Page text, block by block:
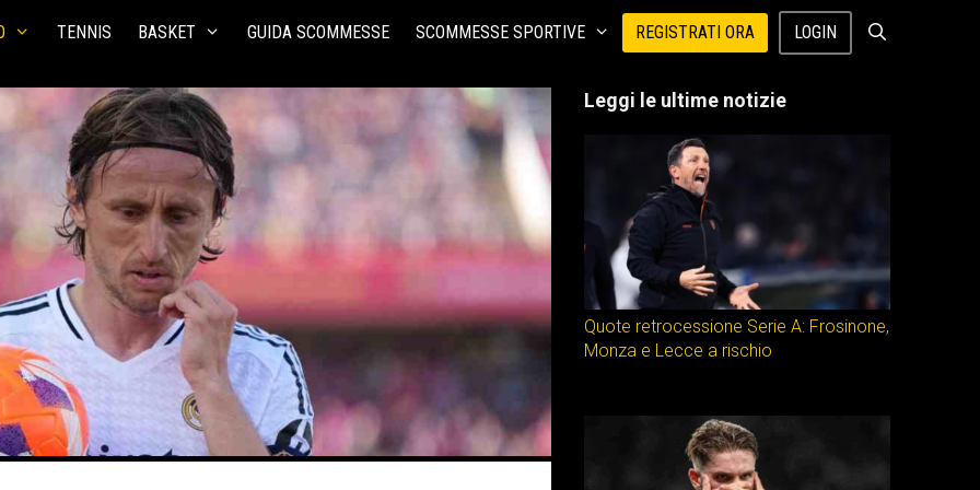
TENNIS BASKET GUIDA SCOMMESSE SCOMMESSE SPORTIVE REGISTRATI ORA LOGIN
Leggi le ultime notizie
Quote retrocessione Serie A: Frosinone,
Monza e Lecce a rischio